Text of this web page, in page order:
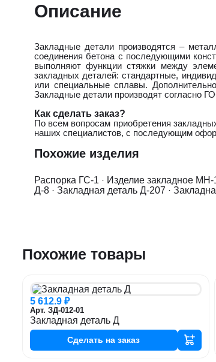
Описание
Закладные детали производятся –
соединения бетона с последующими
выполняют функции стяжки между
закладных деталей: стандартные,
или специальные сплавы.
Закладные детали производят согласно
Как сделать заказ?
По всем вопросам приобретения
наших специалистов, с последующим
Похожие изделия
Распорка ГС-1 · Изделие закладное МН-
Д-8 · Закладная деталь Д-207 ·
Похожие товары
5 612.9 ₽
Арт. ЗД-012-01
Закладная деталь Д
Сделать на заказ